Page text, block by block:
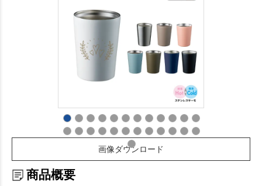
画像ダウンロード
商品概要